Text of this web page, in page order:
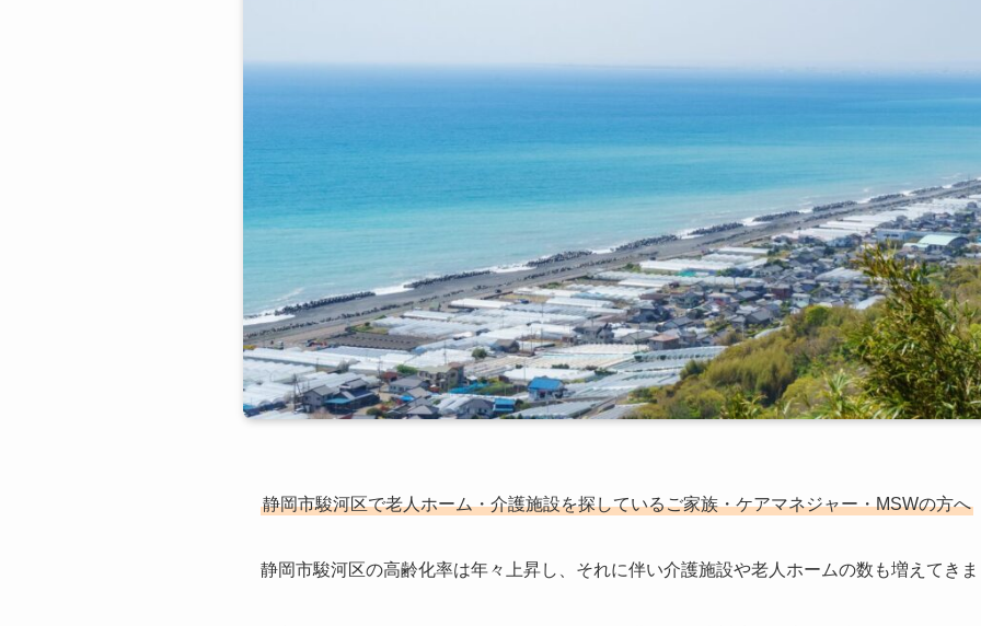
静岡市駿河区で老人ホーム・介護施設を探しているご家族・ケアマネジャー・MSWの方へ
静岡市駿河区の高齢化率は年々上昇し、それに伴い介護施設や老人ホームの数も増えてき